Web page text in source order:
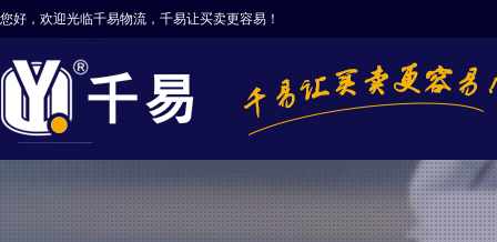
您好，欢迎光临千易物流，千易让买卖更容易！